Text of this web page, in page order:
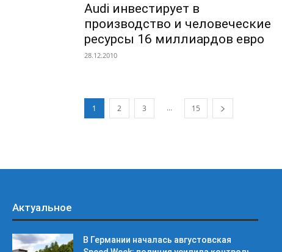
Audi инвестирует в
производство и человеческие
ресурсы 16 миллиардов евро
28.12.2010
1 2 3 ... 15
Актуальное
В Германии началась августовская